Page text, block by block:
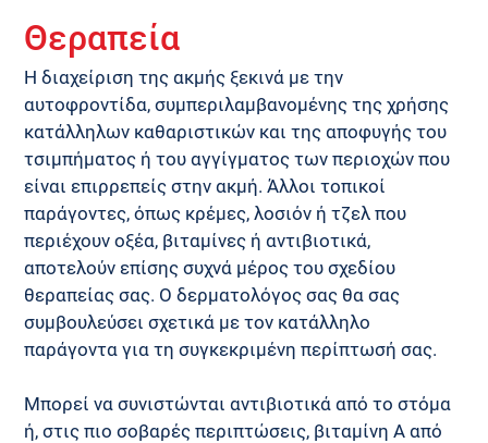
Θεραπεία
Η διαχείριση της ακμής ξεκινά με την
αυτοφροντίδα, συμπεριλαμβανομένης της χρήσης
κατάλληλων καθαριστικών και της αποφυγής του
τσιμπήματος ή του αγγίγματος των περιοχών που
είναι επιρρεπείς στην ακμή. Άλλοι τοπικοί
παράγοντες, όπως κρέμες, λοσιόν ή τζελ που
περιέχουν οξέα, βιταμίνες ή αντιβιοτικά,
αποτελούν επίσης συχνά μέρος του σχεδίου
θεραπείας σας. Ο δερματολόγος σας θα σας
συμβουλεύσει σχετικά με τον κατάλληλο
παράγοντα για τη συγκεκριμένη περίπτωσή σας.
Μπορεί να συνιστώνται αντιβιοτικά από το στόμα
ή, στις πιο σοβαρές περιπτώσεις, βιταμίνη Α από